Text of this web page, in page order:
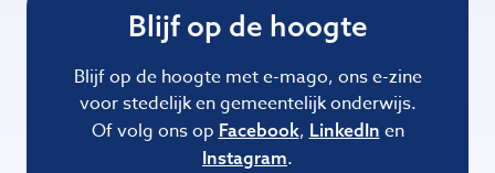
Blijf op de hoogte
Blijf op de hoogte met e-mago, ons e-zine
voor stedelijk en gemeentelijk onderwijs.
Of volg ons opFacebook,LinkedInen
Instagram.